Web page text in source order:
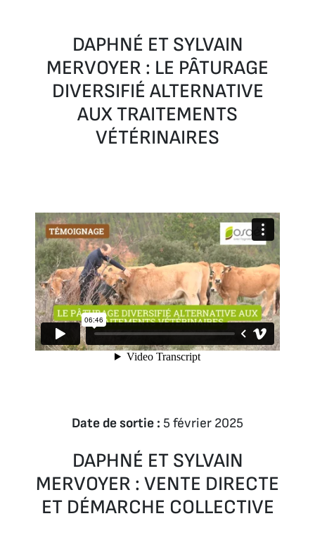
DAPHNÉ ET SYLVAIN
MERVOYER : LE PÂTURAGE
DIVERSIFIÉ ALTERNATIVE
AUX TRAITEMENTS
VÉTÉRINAIRES
Date de sortie : 5 février 2025
DAPHNÉ ET SYLVAIN
MERVOYER : VENTE DIRECTE
ET DÉMARCHE COLLECTIVE